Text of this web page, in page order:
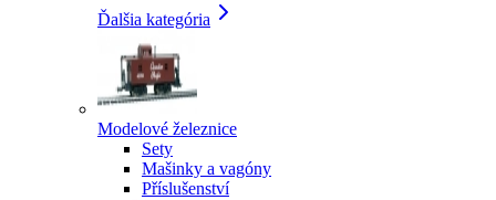
Ďalšia kategória
Modelové železnice
Sety
Mašinky a vagóny
Příslušenství